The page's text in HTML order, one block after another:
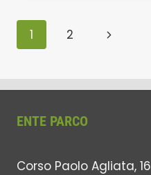
LE
Navigazione
1 2
Pagina
ENTE PARCO
Corso Paolo Agliata, 16